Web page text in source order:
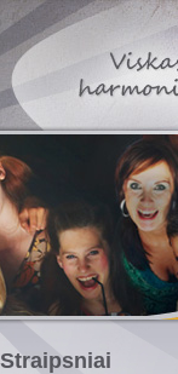
Straipsniai